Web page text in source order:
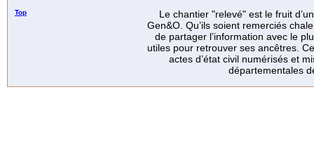
Top
Le chantier "relevé" est le fruit
Gen&O. Qu’ils soient remerciés
de partager l’information avec le
utiles pour retrouver ses ancêtres.
actes d’état civil numérisés et
départementales